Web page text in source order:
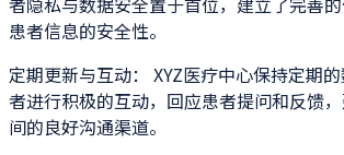
患者信息的安全性。
定期更新与互动： XYZ医疗中心保持定期
者进行积极的互动，回应患者提问和反馈
间的良好沟通渠道。